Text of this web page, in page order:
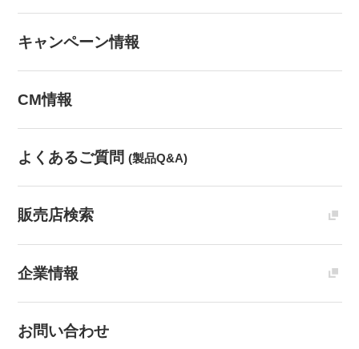
キャンペーン情報
CM情報
よくあるご質問 (製品Q&A)
販売店検索
企業情報
お問い合わせ